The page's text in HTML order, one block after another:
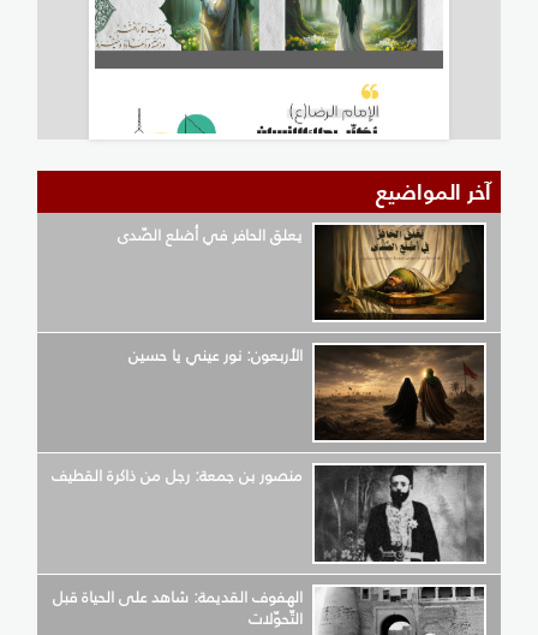
آخر المواضيع
يعلق الحافر في أضلع الصّدى
الأربعون: نور عيني يا حسين
منصور بن جمعة: رجل من ذاكرة القطيف
الهفوف القديمة: شاهد على الحياة قبل
التّحوّلات